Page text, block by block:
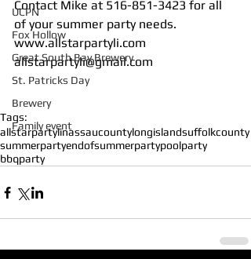
UCPN
Fox Hollow
Great South Bay Brewery
St. Patricks Day
Brewery
Family event
Contact Mike at 516-851-3423 for all
of your summer party needs.
www.allstarpartyli.com
allstarpartyli@gmail.com
Tags:
allstarpartylinassaucountylongislandsuffolkcounty
summerpartyendofsummerpartypoolparty
bbqparty